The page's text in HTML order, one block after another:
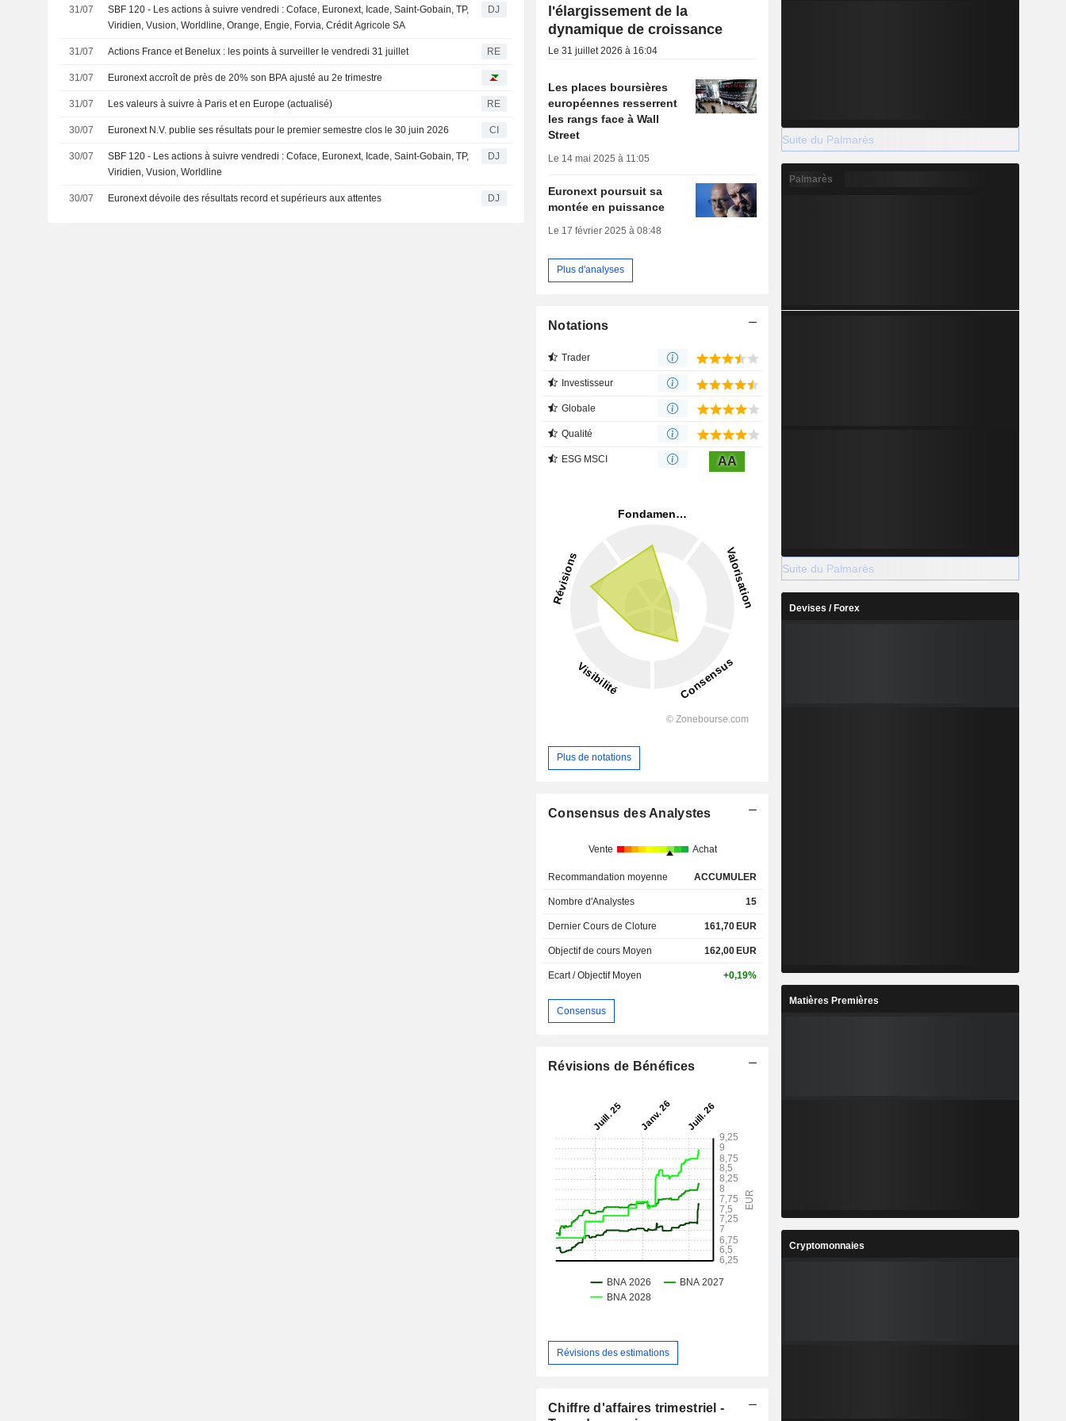
31/07
SBF 120 - Les actions à suivre vendredi : Coface, Euronext, Icade, Saint-Gobain, TP,
Viridien, Vusion, Worldline, Orange, Engie, Forvia, Crédit Agricole SA
DJ
31/07 Actions France et Benelux : les points à surveiller le vendredi 31 juillet RE
31/07 Euronext accroît de près de 20% son BPA ajusté au 2e trimestre
31/07 Les valeurs à suivre à Paris et en Europe (actualisé) RE
30/07 Euronext N.V. publie ses résultats pour le premier semestre clos le 30 juin 2026 CI
30/07
SBF 120 - Les actions à suivre vendredi : Coface, Euronext, Icade, Saint-Gobain, TP,
Viridien, Vusion, Worldline
DJ
30/07 Euronext dévoile des résultats record et supérieurs aux attentes DJ
l'élargissement de la
dynamique de croissance
Le 31 juillet 2026 à 16:04
Les places boursières
européennes resserrent
les rangs face à Wall
Street
Le 14 mai 2025 à 11:05
Euronext poursuit sa
montée en puissance
Le 17 février 2025 à 08:48
Plus d'analyses
Notations
Trader
Investisseur
Globale
Qualité
ESG MSCI AA
Plus de notations
Consensus des Analystes
Vente Achat
Recommandation moyenne ACCUMULER
Nombre d'Analystes 15
Dernier Cours de Cloture 161,70 EUR
Objectif de cours Moyen 162,00 EUR
Ecart / Objectif Moyen +0,19%
Consensus
Révisions de Bénéfices
Révisions des estimations
Chiffre d'affaires trimestriel -
Suite du Palmarès
Palmarès
Suite du Palmarès
Devises / Forex
Matières Premières
Cryptomonnaies